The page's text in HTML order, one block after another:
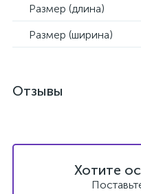
Размер (длина)
Размер (ширина)
Отзывы
Хотите